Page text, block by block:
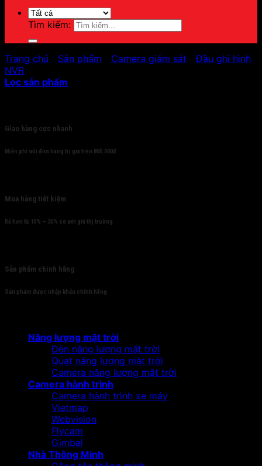
Tìm kiếm:
Trang chủ Sản phẩm Camera giám sát Đầu ghi hình
NVR
Lọc sản phẩm
Giao hàng cực nhanh
Miễn phí với đơn hàng trị giá trên 800.000đ
Mua hàng tiết kiệm
Rẻ hơn từ 10% – 30% so với giá thị trường
Sản phẩm chính hãng
Sản phẩm được nhập khẩu chính hãng
Năng lượng mặt trời
Đèn năng lượng mặt trời
Quạt năng lượng mặt trời
Camera năng lượng mặt trời
Camera hành trình
Camera hành trình xe máy
Vietmap
Webvision
Flycam
Gimbal
Nhà Thông Minh